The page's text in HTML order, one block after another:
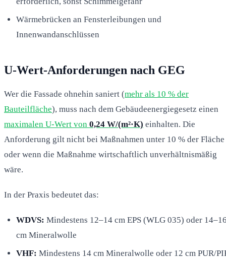
Wärmebrücken an Fensterleibungen und
Innenwandanschlüssen
U-Wert-Anforderungen nach GEG
Wer die Fassade ohnehin saniert (mehr als 10 % der
Bauteilfläche), muss nach dem Gebäudeenergiegesetz einen
maximalen U-Wert von 0,24 W/(m²·K) einhalten. Die
Anforderung gilt nicht bei Maßnahmen unter 10 % der Fläche
oder wenn die Maßnahme wirtschaftlich unverhältnismäßig
wäre.
In der Praxis bedeutet das:
WDVS: Mindestens 12–14 cm EPS (WLG 035) oder
cm Mineralwolle
VHF: Mindestens 14 cm Mineralwolle oder 12 cm PUR/